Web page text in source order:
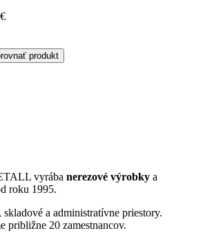
produkt
vyrába nerezové výrobky a
roku 1995.
a administratívne priestory.
približne 20 zamestnancov.